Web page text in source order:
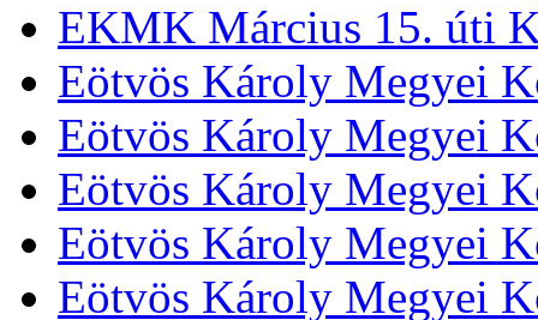
EKMK Március 15. úti
Eötvös Károly Megyei
Eötvös Károly Megyei
Eötvös Károly Megyei
Eötvös Károly Megyei
Eötvös Károly Megyei